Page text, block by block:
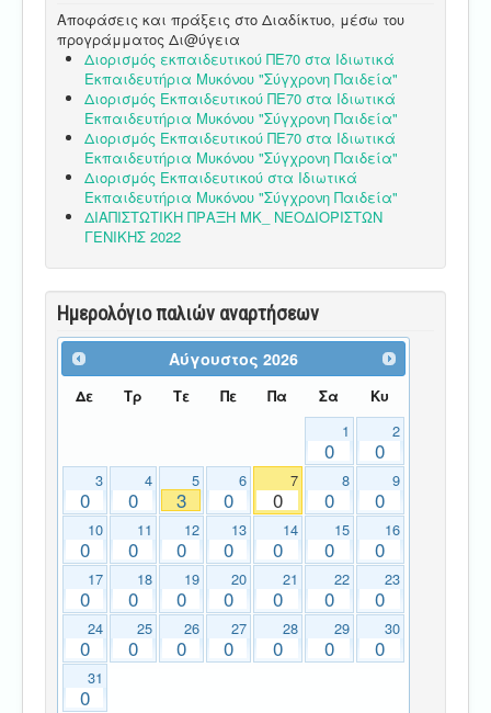
Αποφάσεις και πράξεις στο Διαδίκτυο, μέσω του
προγράμματος Δι@ύγεια
Διορισμός εκπαιδευτικού ΠΕ70 στα Ιδιωτικά
Εκπαιδευτήρια Μυκόνου "Σύγχρονη Παιδεία"
Διορισμός Εκπαιδευτικού ΠΕ70 στα Ιδιωτικά
Εκπαιδευτήρια Μυκόνου "Σύγχρονη Παιδεία"
Διορισμός Εκπαιδευτικού ΠΕ70 στα Ιδιωτικά
Εκπαιδευτήρια Μυκόνου "Σύγχρονη Παιδεία"
Διορισμός Εκπαιδευτικού στα Ιδιωτικά
Εκπαιδευτήρια Μυκόνου "Σύγχρονη Παιδεία"
ΔΙΑΠΙΣΤΩΤΙΚΗ ΠΡΑΞΗ ΜΚ_ ΝΕΟΔΙΟΡΙΣΤΩΝ
ΓΕΝΙΚΗΣ 2022
Ημερολόγιο παλιών αναρτήσεων
Αύγουστος 2026
Δε Τρ Τε Πε Πα Σα Κυ
1
0
2
0
3
0
4
0
5
3
6
0
7
0
8
0
9
0
10
0
11
0
12
0
13
0
14
0
15
0
16
0
17
0
18
0
19
0
20
0
21
0
22
0
23
0
24
0
25
0
26
0
27
0
28
0
29
0
30
0
31
0